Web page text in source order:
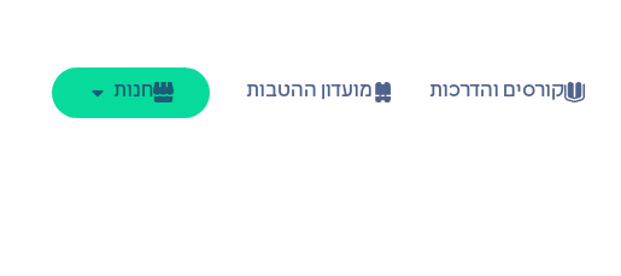
קורסים והדרכות מועדון ההטבות חנות